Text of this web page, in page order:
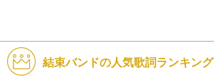
結束バンドの人気歌詞ランキング